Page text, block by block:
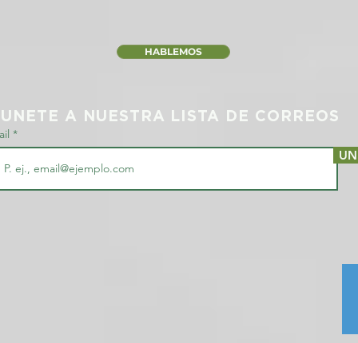
HABLEMOS
UNETE A NUESTRA LISTA DE CORREOS